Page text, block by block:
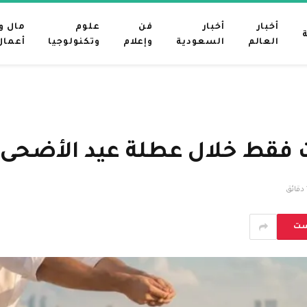
أخبار
العالم
أخبار
السعودية
فن
وإعلام
علوم
وتكنولوجيا
مال و